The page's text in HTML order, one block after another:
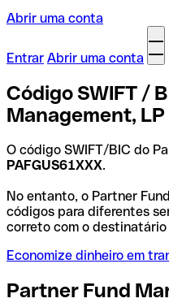
Abrir uma conta
Entrar Abrir uma conta
Código SWIFT /
Management,
O código SWIFT/BIC do
PAFGUS61XXX.
No entanto, o Partner
códigos para diferentes
correto com o destinatário
Economize dinheiro em
Partner Fund